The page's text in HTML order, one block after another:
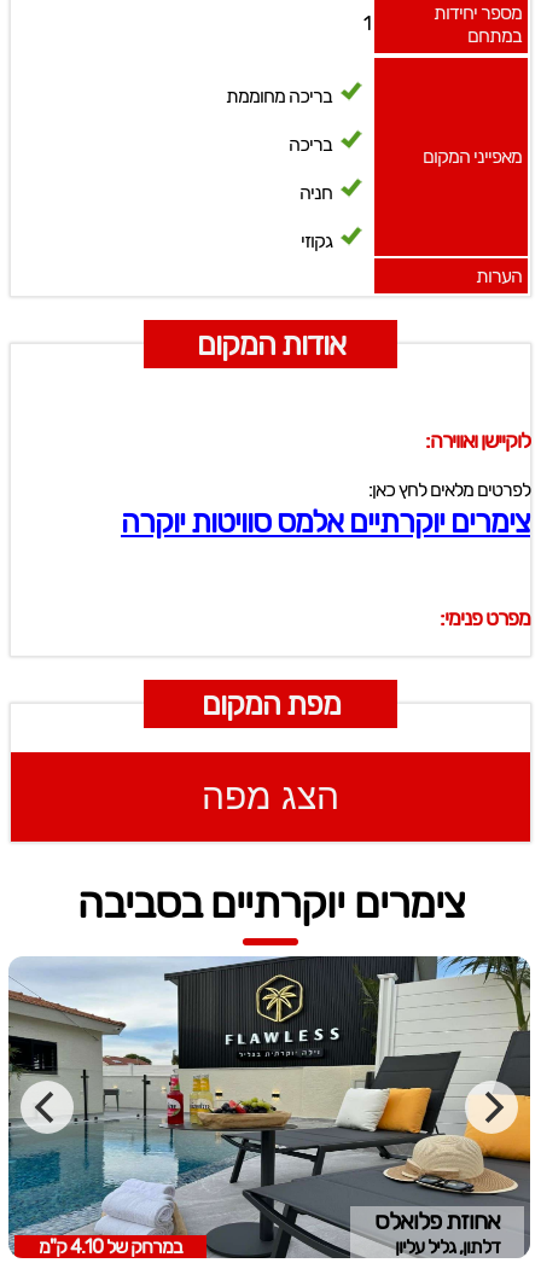
מספר יחידות
במתחם
1
מאפייני המקום
בריכה מחוממת
בריכה
חניה
גקוזי
הערות
אודות המקום
לוקיישן ואווירה:
לפרטים מלאים לחץ כאן:
צימרים יוקרתיים אלמס סוויטות יוקרה
מפרט פנימי:
מפת המקום
הצג מפה
צימרים יוקרתיים בסביבה
אחוזת פלואלס
דלתון, גליל עליון במרחק של 4.10 ק"מ